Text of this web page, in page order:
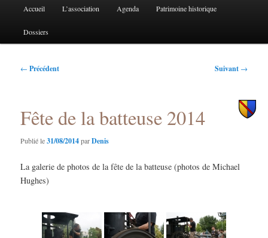
Aller
au
Aller
au
Accueil L’association Agenda Patrimoine historique
Dossiers
Navigation
← Précédent Suivant →
Fête de la batteuse 2014
Publié le31/08/2014parDenis
La galerie de photos de la fête de la batteuse (photos de Michael
Hughes)